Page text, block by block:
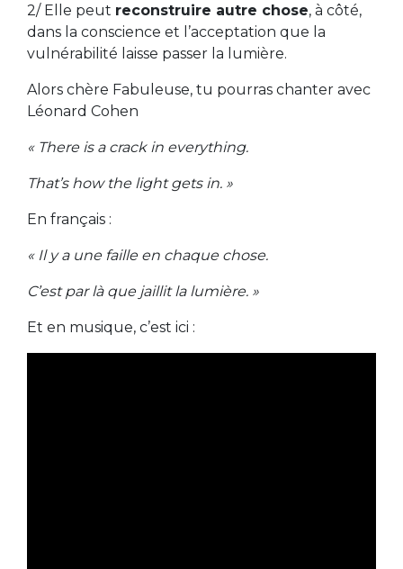
2/ Elle peut reconstruire autre chose, à côté,
dans la conscience et l’acceptation que la
vulnérabilité laisse passer la lumière.
Alors chère Fabuleuse, tu pourras chanter avec
Léonard Cohen
« There is a crack in everything.
That’s how the light gets in. »
En français :
« Il y a une faille en chaque chose.
C’est par là que jaillit la lumière. »
Et en musique, c’est ici :